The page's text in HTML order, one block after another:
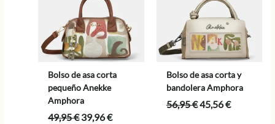
Bolso de asa corta
pequeño Anekke
Amphora
49,95€El
39,96€El
Bolso de asa corta y
bandolera Amphora
56,95€El
45,56€El